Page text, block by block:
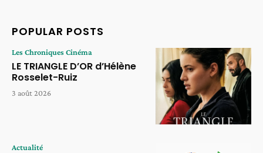
POPULAR POSTS
Les Chroniques Cinéma
LE TRIANGLE D’OR d’Hélène
Rosselet-Ruiz
3 août 2026
Actualité